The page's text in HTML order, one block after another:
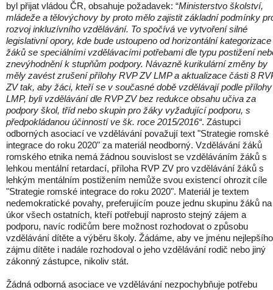
byl přijat vládou ČR, obsahuje požadavek: “Ministerstvo školství,
mládeže a tělovýchovy by proto mělo zajistit základní podmínky
rozvoj inkluzívního vzdělávání. To spočívá ve vytvoření silné
legislativní opory, kde bude ustoupeno od horizontální kategorizace
žáků se speciálními vzdělávacími potřebami dle typu postižení
znevýhodnění k stupňům podpory. Návazně kurikulární změny by
měly zavést zrušení přílohy RVP ZV LMP a aktualizace části 8
ZV tak, aby žáci, kteří se v současné době vzdělávají podle přílohy
LMP, byli vzdělávání dle RVP ZV bez redukce obsahu učiva za
podpory škol, tříd nebo skupin pro žáky vyžadující podporu, s
předpokládanou účinností ve šk. roce 2015/2016“. Zástupci
odborných asociací ve vzdělávání považují text "Strategie romské
integrace do roku 2020" za materiál neodborný. Vzdělávání žáků
romského etnika nemá žádnou souvislost se vzděláváním žáků s
lehkou mentální retardací, příloha RVP ZV pro vzdělávání žáků s
lehkým mentálním postižením nemůže svou existencí ohrozit cíle
"Strategie romské integrace do roku 2020". Materiál je textem
nedemokratické povahy, preferujícím pouze jednu skupinu žáků na
úkor všech ostatních, kteří potřebují naprosto stejný zájem a
podporu, navíc rodičům bere možnost rozhodovat o způsobu
vzdělávání dítěte a výběru školy. Žádáme, aby ve jménu nejlepšího
zájmu dítěte i nadále rozhodoval o jeho vzdělávání rodič nebo jiný
zákonný zástupce, nikoliv stát.
Žádná odborná asociace ve vzdělávání nezpochybňuje potřebu